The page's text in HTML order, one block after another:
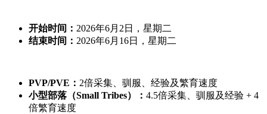
开始时间： 2026年6月2日，星期二
结束时间： 2026年6月16日，星期二
PVP/PVE： 2倍采集、驯服、经验及繁育速度
小型部落（Small Tribes）： 4.5倍采集、驯服及经验 + 4
倍繁育速度